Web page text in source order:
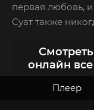
первая любовь,
Суат также
онлайн
Плеер